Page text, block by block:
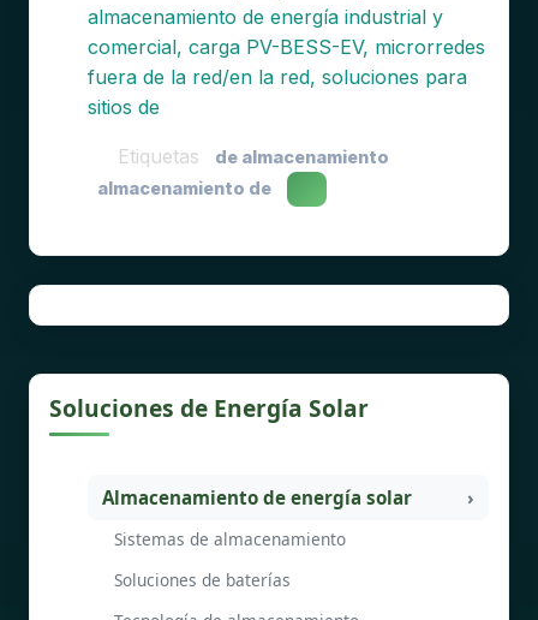
almacenamiento de energía industrial y
comercial, carga PV-BESS-EV, microrredes
fuera de la red/en la red, soluciones para
sitios de
Etiquetas
de almacenamiento
almacenamiento de
Soluciones de Energía Solar
Almacenamiento de energía solar
Sistemas de almacenamiento
Soluciones de baterías